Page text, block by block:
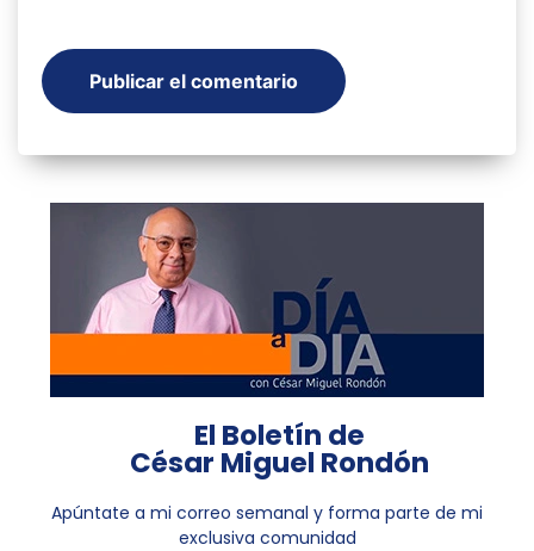
El Boletín de
César Miguel Rondón
Apúntate a mi correo semanal y forma parte de mi
exclusiva comunidad